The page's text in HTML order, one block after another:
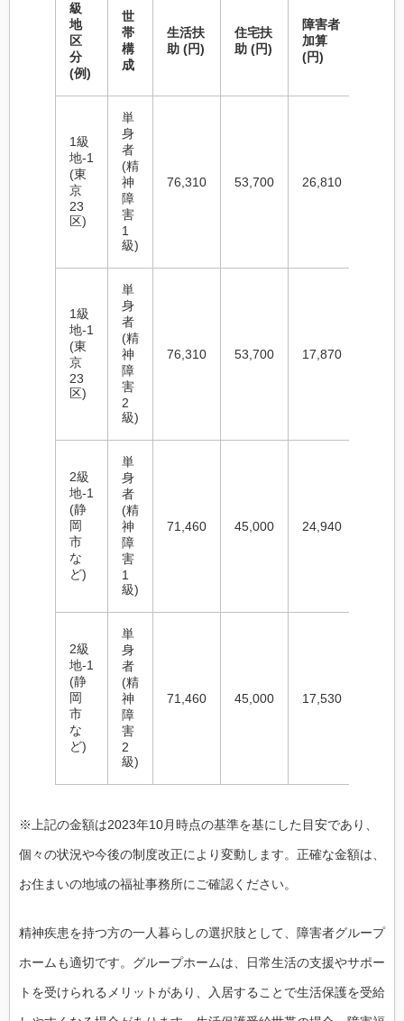
級
地
区
分
(例)
世
帯
構
成
生活扶
助 (円)
住宅扶
助 (円)
障害者
加算
(円)
1級
地-1
(東
京
23
区)
単
身
者
(精
神
障
害
1
級)
76,310 53,700 26,810
1級
地-1
(東
京
23
区)
単
身
者
(精
神
障
害
2
級)
76,310 53,700 17,870
2級
地-1
(静
岡
市
な
ど)
単
身
者
(精
神
障
害
1
級)
71,460 45,000 24,940
2級
地-1
(静
岡
市
な
ど)
単
身
者
(精
神
障
害
2
級)
71,460 45,000 17,530
※上記の金額は2023年10月時点の基準を基にした目安であり、
個々の状況や今後の制度改正により変動します。正確な金額は、
お住まいの地域の福祉事務所にご確認ください。
精神疾患を持つ方の一人暮らしの選択肢として、障害者グループ
ホームも適切です。グループホームは、日常生活の支援やサポー
トを受けられるメリットがあり、入居することで生活保護を受給